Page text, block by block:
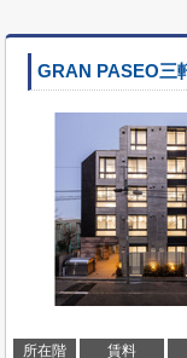
GRAN PASEO三
所在階 賃料